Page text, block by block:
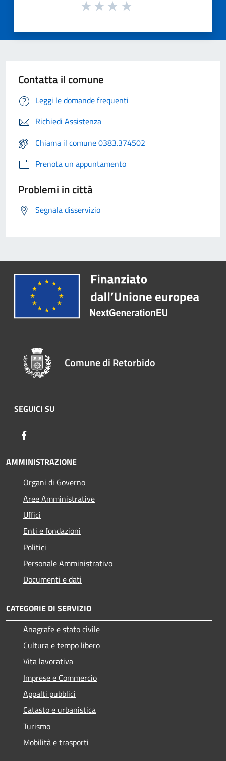
Contatta il comune
Leggi le domande frequenti
Richiedi Assistenza
Chiama il comune 0383.374502
Prenota un appuntamento
Problemi in città
Segnala disservizio
Comune di Retorbido
SEGUICI SU
AMMINISTRAZIONE
Organi di Governo
Aree Amministrative
Uffici
Enti e fondazioni
Politici
Personale Amministrativo
Documenti e dati
CATEGORIE DI SERVIZIO
Anagrafe e stato civile
Cultura e tempo libero
Vita lavorativa
Imprese e Commercio
Appalti pubblici
Catasto e urbanistica
Turismo
Mobilità e trasporti